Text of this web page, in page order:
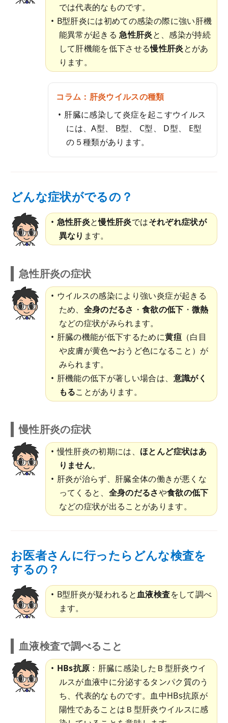
では代表的なものです。
B型肝炎には初めての感染の際に強い肝機
能異常が起きる急性肝炎と、感染が持続
して肝機能を低下させる慢性肝炎とがあ
ります。
コラム：肝炎ウイルスの種類
肝臓に感染して炎症を起こすウイルス
には、A型、 B型、 C型、 D型、 E型
の５種類があります。
どんな症状がでるの？
急性肝炎と慢性肝炎ではそれぞれ症状が
異なり ます。
急性肝炎の症状
ウイルスの感染により強い炎症が起きる
ため、 全身のだるさ ・食欲の低下 ・微熱
などの症状がみられます。
肝臓の機能が低下するために黄疸（白目
や皮膚が黄色〜おうど色になること）が
みられます。
肝機能の低下が著しい場合は、 意識がく
もることがあります。
慢性肝炎の症状
慢性肝炎の初期には、 ほとんど症状はあ
りません。
肝炎が治らず、肝臓全体の働きが悪くな
ってくると、 全身のだるさや食欲の低下
などの症状が出ることがあります。
お医者さんに行ったらどんな検査を
するの？
B型肝炎が疑われると血液検査をして調べ
ます。
血液検査で調べること
HBs抗原 ：肝臓に感染したＢ型肝炎ウイ
ルスが血液中に分泌するタンパク質のう
ち、代表的なものです。血中HBs抗原が
陽性であることはＢ型肝炎ウイルスに感